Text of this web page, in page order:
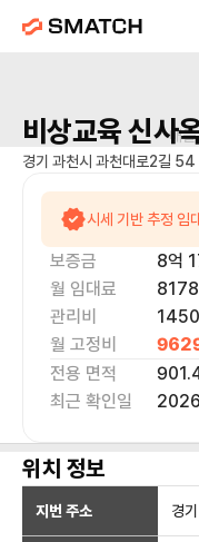
매물
비상교육 신사
경기 과천시 과천대로2길
시세 기반 추정 임
보증금 8억
월 임대료
관리비
월 고정비
전용 면적
최근 확인일
위치 정보
지번 주소 경